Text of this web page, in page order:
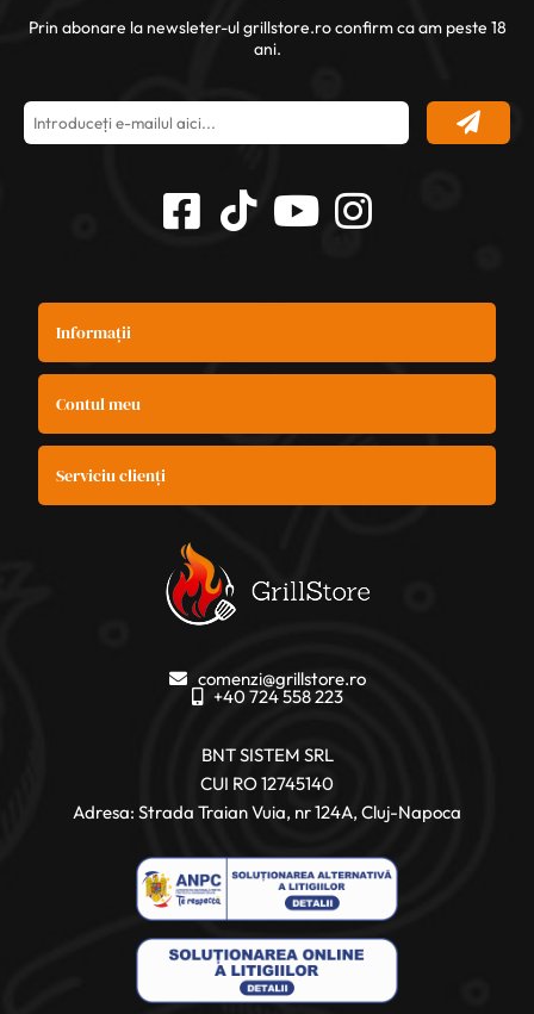
Prin abonare la newsleter-ul grillstore.ro confirm ca am peste 18
ani.
Informații
Contul meu
Serviciu clienți
comenzi@grillstore.ro
+40 724 558 223
BNT SISTEM SRL
CUI RO 12745140
Adresa: Strada Traian Vuia, nr 124A, Cluj-Napoca